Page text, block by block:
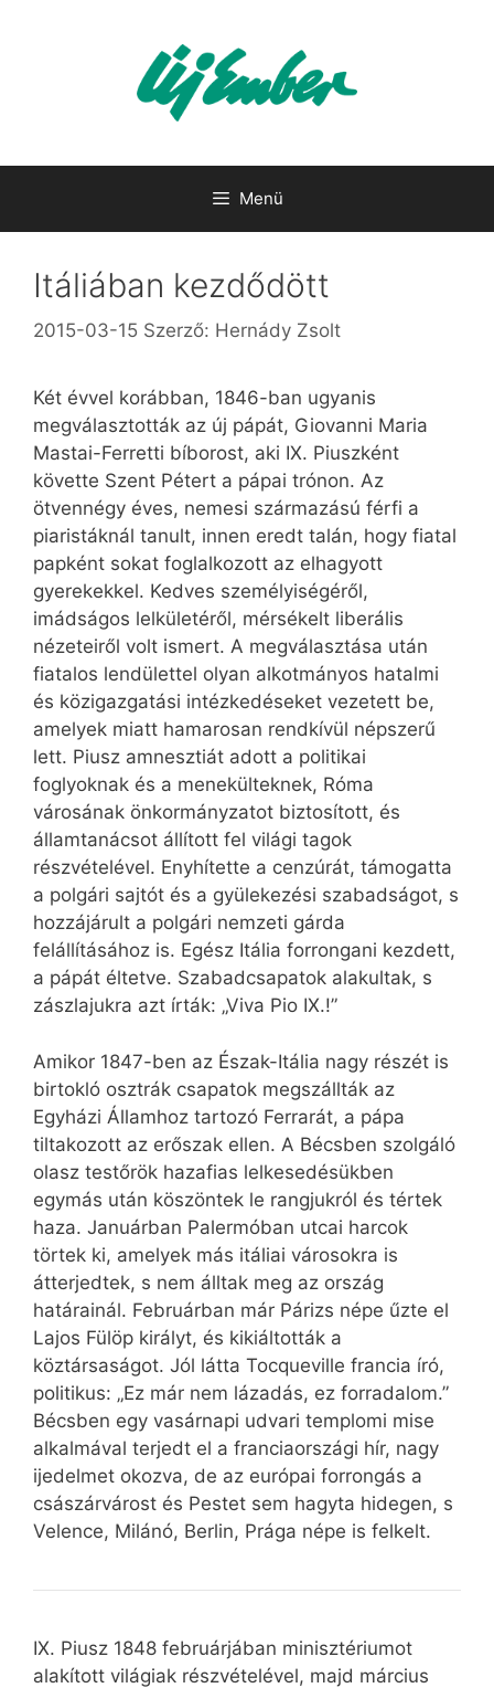
Menü
Itáliában kezdődött
2015-03-15 Szerző: Hernády Zsolt
Két évvel korábban, 1846-ban ugyanis
megválasztották az új pápát, Giovanni Maria
Mastai-Ferretti bíborost, aki IX. Piuszként
követte Szent Pétert a pápai trónon. Az
ötvennégy éves, nemesi származású férfi a
piaristáknál tanult, innen eredt talán, hogy fiatal
papként sokat foglalkozott az elhagyott
gyerekekkel. Kedves személyiségéről,
imádságos lelkületéről, mérsékelt liberális
nézeteiről volt ismert. A megválasztása után
fiatalos lendülettel olyan alkotmányos hatalmi
és közigazgatási intézkedéseket vezetett be,
amelyek miatt hamarosan rendkívül népszerű
lett. Piusz amnesztiát adott a politikai
foglyoknak és a menekülteknek, Róma
városának önkormányzatot biztosított, és
államtanácsot állított fel világi tagok
részvételével. Enyhítette a cenzúrát, támogatta
a polgári sajtót és a gyülekezési szabadságot, s
hozzájárult a polgári nemzeti gárda
felállításához is. Egész Itália forrongani kezdett,
a pápát éltetve. Szabadcsapatok alakultak, s
zászlajukra azt írták: „Viva Pio IX.!”
Amikor 1847-ben az Észak-Itália nagy részét is
birtokló osztrák csapatok megszállták az
Egyházi Államhoz tartozó Ferrarát, a pápa
tiltakozott az erőszak ellen. A Bécsben szolgáló
olasz testőrök hazafias lelkesedésükben
egymás után köszöntek le rangjukról és tértek
haza. Januárban Palermóban utcai harcok
törtek ki, amelyek más itáliai városokra is
átterjedtek, s nem álltak meg az ország
határainál. Februárban már Párizs népe űzte el
Lajos Fülöp királyt, és kikiáltották a
köztársaságot. Jól látta Tocqueville francia író,
politikus: „Ez már nem lázadás, ez forradalom.”
Bécsben egy vasárnapi udvari templomi mise
alkalmával terjedt el a franciaországi hír, nagy
ijedelmet okozva, de az európai forrongás a
császárvárost és Pestet sem hagyta hidegen, s
Velence, Milánó, Berlin, Prága népe is felkelt.
IX. Piusz 1848 februárjában minisztériumot
alakított világiak részvételével, majd március